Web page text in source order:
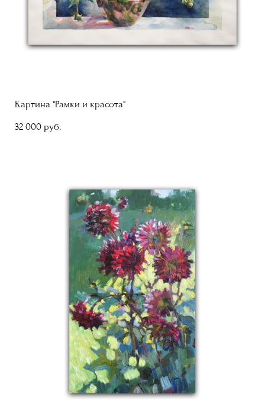
Картина "Рамки и красота"
32 000 pуб.